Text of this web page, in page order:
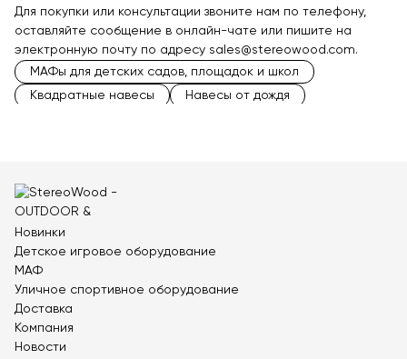
Для покупки или консультации звоните нам по телефону,
оставляйте сообщение в онлайн-чате или пишите на
электронную почту по адресу sales@stereowood.com.
МАФы для детских садов, площадок и школ
Квадратные навесы
Навесы от дождя
Деревянные теневые навесы
Детские теневые навесы
Теневые навесы для детских садов
Перголы для кафе
Пляжные перголы
Большие перголы
Перголы от солнца
Парковые перголы
Новинки
Детское игровое оборудование
МАФ
Уличное спортивное оборудование
Доставка
Компания
Новости